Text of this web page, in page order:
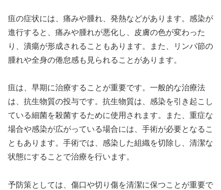
疽の症状には、痛みや腫れ、発熱などがあります。感染が
進行すると、痛みや腫れが悪化し、皮膚の色が変わった
り、潰瘍が形成されることもあります。また、リンパ節の
腫れや全身の倦怠感も見られることがあります。
疽は、早期に治療することが重要です。一般的な治療法
は、抗生物質の投与です。抗生物質は、感染を引き起こし
ている細菌を殺菌するために使用されます。また、重症な
場合や感染が広がっている場合には、手術が必要となるこ
ともあります。手術では、感染した組織を切除し、清潔な
状態にすることで治療を行います。
予防策としては、傷口や切り傷を清潔に保つことが重要で